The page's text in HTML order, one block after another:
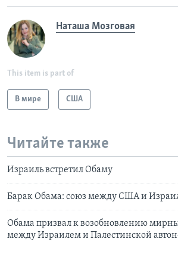
Наташа Мозговая
This item is part of
В мире США
Читайте также
Израиль встретил Обаму
Барак Обама: союз между США и
Обама призвал к возобновлению
между Израилем и Палестинской